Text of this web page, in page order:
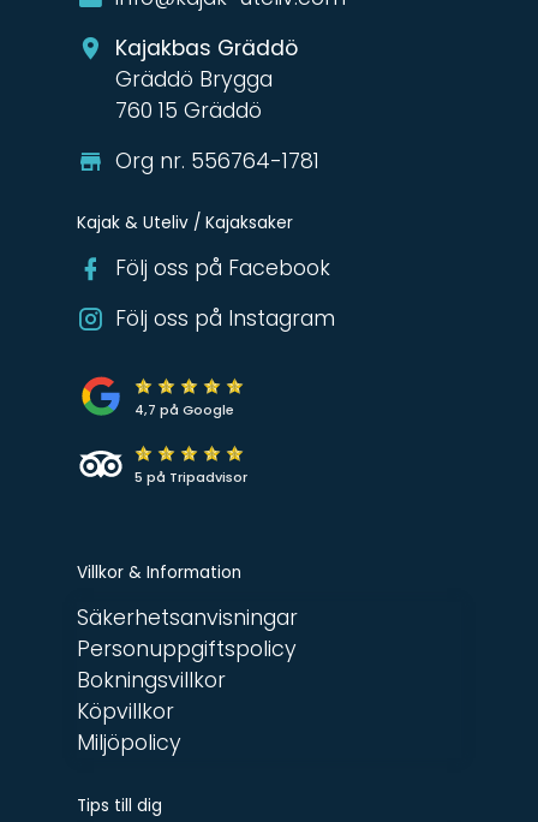
Kajakbas Gräddö
Gräddö Brygga
760 15 Gräddö
Org nr. 556764-1781
Kajak & Uteliv / Kajaksaker
Följ oss på Facebook
Följ oss på Instagram
4,7 på Google
5 på Tripadvisor
Villkor & Information
Säkerhetsanvisningar
Personuppgiftspolicy
Bokningsvillkor
Köpvillkor
Miljöpolicy
Tips till dig